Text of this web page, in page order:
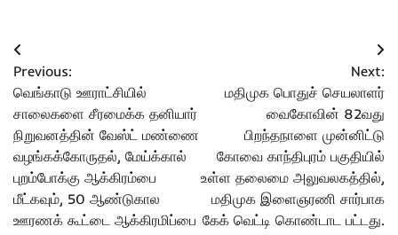
Post
navigation
Previous:
வெங்காடு ஊராட்சியில்
சாலைகளை சீரமைக்க தனியார்
நிறுவனத்தின் வேஸ்ட் மண்ணை
வழங்கக்கோருதல், மேய்க்கால்
புறம்போக்கு ஆக்கிரம்பை
மீட்கவும், 50 ஆண்டுகால
ஊரணக் கூட்டை ஆக்கிரமிப்பை
Next:
மதிமுக பொதுச் செயலாளர்
வைகோவின் 82வது
பிறந்தநாளை முன்னிட்டு
கோவை காந்திபுரம் பகுதியில்
உள்ள தலைமை அலுவலகத்தில்,
மதிமுக இளைஞரணி சார்பாக
கேக் வெட்டி கொண்டாட பட்டது.